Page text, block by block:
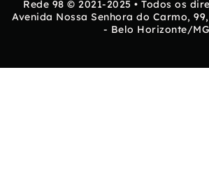
Rede 98 © 2021-2025 • Todos os
Avenida Nossa Senhora do Carmo,
- Belo Horizonte/MG